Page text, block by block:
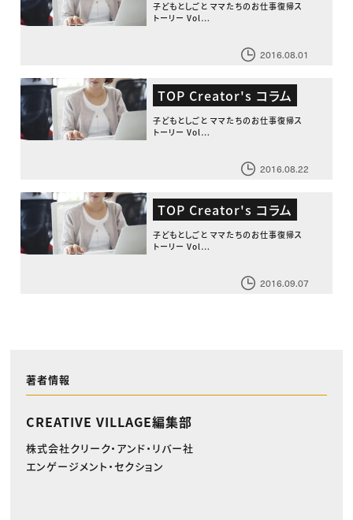
子どもとしごと ママたちのお仕事復帰ス
トーリー Vol…
2016.08.01
TOP Creator's コラム
子どもとしごと ママたちのお仕事復帰ス
トーリー Vol…
2016.08.22
TOP Creator's コラム
子どもとしごと ママたちのお仕事復帰ス
トーリー Vol…
2016.09.07
著者情報
CREATIVE VILLAGE編集部
株式会社クリーク・アンド・リバー社
エンゲージメント・セクション